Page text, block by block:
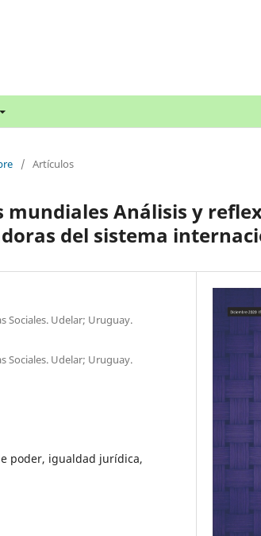
/ Artículos
Análisis y
del sistema
Sociales. Udelar; Uruguay.
Sociales. Udelar; Uruguay.
poder, igualdad jurídica,